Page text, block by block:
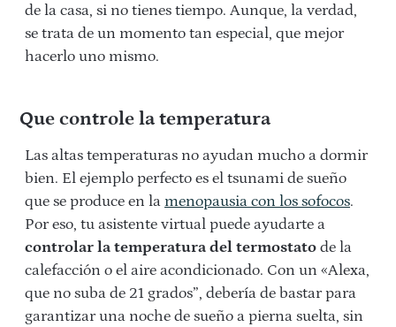
de la casa, si no tienes tiempo. Aunque, la verdad,
se trata de un momento tan especial, que mejor
hacerlo uno mismo.
Que controle la temperatura
Las altas temperaturas no ayudan mucho a dormir
bien. El ejemplo perfecto es el tsunami de sueño
que se produce en la menopausia con los sofocos.
Por eso, tu asistente virtual puede ayudarte a
controlar la temperatura del termostato de la
calefacción o el aire acondicionado. Con un «Alexa,
que no suba de 21 grados”, debería de bastar para
garantizar una noche de sueño a pierna suelta, sin